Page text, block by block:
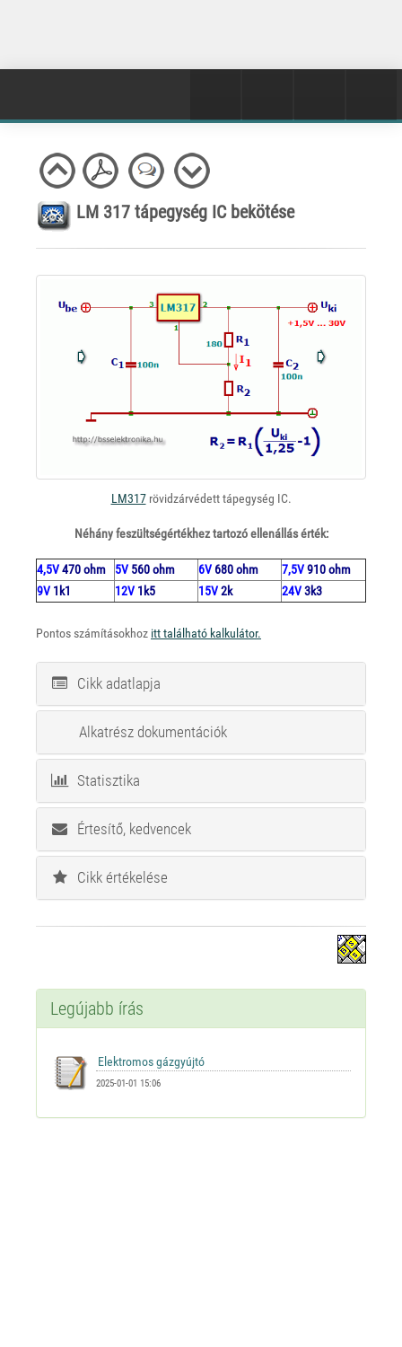
LM 317 tápegység IC bekötése
LM317rövidzárvédett tápegység IC.
Néhány feszültségértékhez tartozó ellenállás érték:
4,5V470 ohm 5V 560 ohm 6V 680 ohm 7,5V910 ohm
9V 1k1 12V 1k5 15V2k 24V3k3
Pontos számításokhoz itt található kalkulátor.
Cikk adatlapja
Alkatrész dokumentációk
Statisztika
Értesítő, kedvencek
Cikk értékelése
Legújabb írás
2025-01-01 15:06